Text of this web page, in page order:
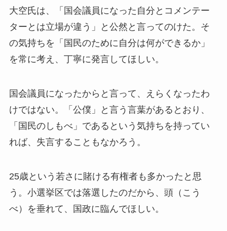
大空氏は、「国会議員になった自分とコメンテー
ターとは立場が違う」と公然と言ってのけた。そ
の気持ちを「国民のために自分は何ができるか」
を常に考え、丁寧に発言してほしい。
国会議員になったからと言って、えらくなったわ
けではない。「公僕」と言う言葉があるとおり、
「国民のしもべ」であるという気持ちを持ってい
れば、失言することもなかろう。
25歳という若さに賭ける有権者も多かったと思
う。小選挙区では落選したのだから、頭（こう
べ）を垂れて、国政に臨んでほしい。